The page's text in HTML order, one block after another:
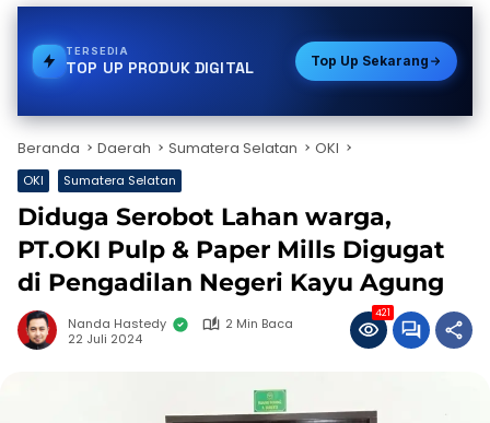
TERSEDIA
TOP UP PRODUK DIGITAL Top Up Sekarang
Beranda Daerah Sumatera Selatan OKI
OKI Sumatera Selatan
Diduga Serobot Lahan warga,
PT.OKI Pulp & Paper Mills Digugat
di Pengadilan Negeri Kayu Agung
Nanda Hastedy
2 Min Baca
22 Juli 2024
421